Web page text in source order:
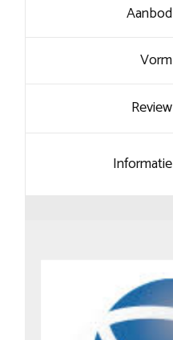
Aanbod
Vorm
Review
Informatie